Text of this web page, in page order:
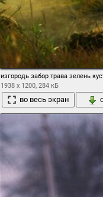
изгородь забор трава зелень
1938 x 1200, 284 кБ
во весь экран